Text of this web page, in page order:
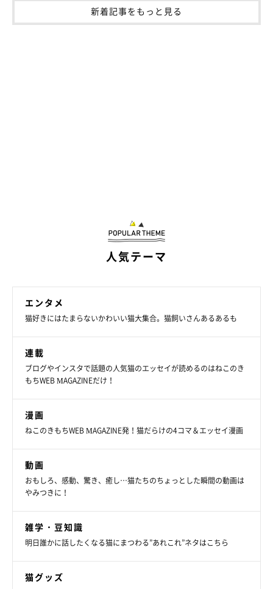
いでいるこちらの二段ベッド。じつは、100円均一の紙紐を編ん
で作られたベッドなんです！
感触が気持ちいいのか、すっぽりとおさまって快適そう。編み物
が得意な方は、真似してみたくなりますね！
愛猫との暮らしがより快適に、より楽しくなるかもしれません。
参照／Instagram（@ofukichan、 @colette0727 、
@massun1122
文／Ayano Yamabuki
新着記事をもっと見る
人気テーマ
エンタメ
猫好きにはたまらないかわいい猫大集合。猫飼いさんあるあるも
連載
ブログやインスタで話題の人気猫のエッセイが読めるのはねこのき
もちWEB MAGAZINEだけ！
漫画
ねこのきもちWEB MAGAZINE発！猫だらけの4コマ＆エッセイ漫画
動画
おもしろ、感動、驚き、癒し…猫たちのちょっとした瞬間の動画は
やみつきに！
雑学・豆知識
明日誰かに話したくなる猫にまつわる”あれこれ”ネタはこちら
猫グッズ